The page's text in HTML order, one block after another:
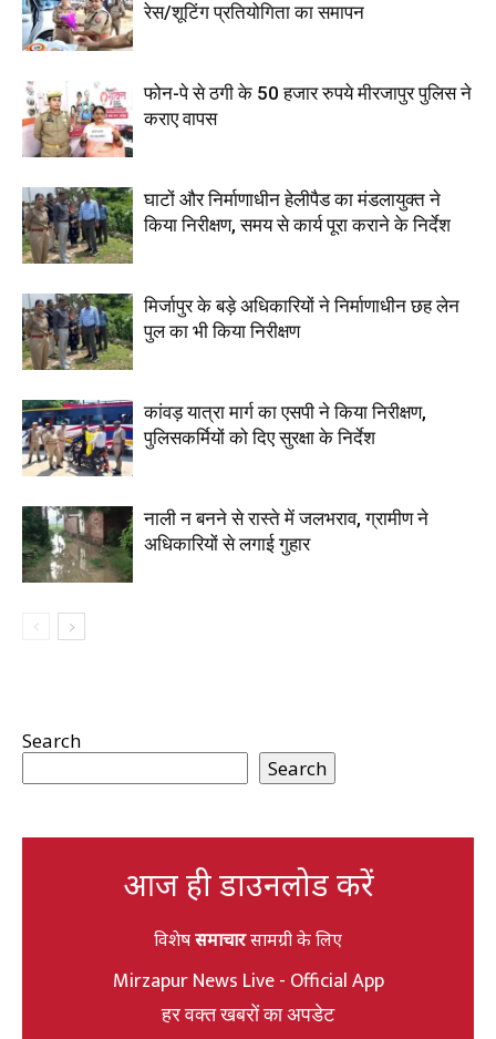
रेस/शूटिंग प्रतियोगिता का समापन
फोन-पे से ठगी के 50 हजार रुपये मीरजापुर पुलिस ने
कराए वापस
घाटों और निर्माणाधीन हेलीपैड का मंडलायुक्त ने
किया निरीक्षण, समय से कार्य पूरा कराने के निर्देश
मिर्जापुर के बड़े अधिकारियों ने निर्माणाधीन छह लेन
पुल का भी किया निरीक्षण
कांवड़ यात्रा मार्ग का एसपी ने किया निरीक्षण,
पुलिसकर्मियों को दिए सुरक्षा के निर्देश
नाली न बनने से रास्ते में जलभराव, ग्रामीण ने
अधिकारियों से लगाई गुहार
Search
Search
आज ही डाउनलोड करें
विशेषसमाचारसामग्री के लिए
Mirzapur News Live - Official App
हर वक्त खबरों का अपडेट